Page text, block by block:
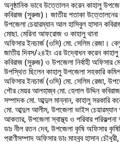
অনুষ্ঠানিক ভাবে উত্তোলন করেন কাহালু
কবিরাজ (সুরুজ)। জাতীয় পতাকা উত্তোলনের
উপজেলা চেয়ারম্যান আল হাসিবুল হাসান
মোছা. মেরিনা আফরোজ ও কাহালু থানা
অফিসার ইনচার্জ (ওসি) মো. সেলিম রেজা।
জাতীয় দিবস/২৪ইং এর উদ্বোধন করেন কাহালু
কবিরাজ (সুরুজ) ও উপজেলা নির্বাহী
উপস্থিত ছিলেন কাহালু উপজেলা সহকারি
অফিসার ইনচার্জ (ওসি) মো. সেলিম রেজা,
পৌর মেয়র আলহাজ্ব মো. হেলাল উদ্দিন
সম্পাদক মো. আব্দুল মান্নান, কাহালু সরকারি
মো. আব্দুল আলীম, উপজেলা ভাইস
আকতার, উপজেলা স্বাস্থ্য ও পরিবার পরিকল্পনা
ডাঃ নীল রতন দেব, উপজেলা কৃষি অফিসার
প্রাণীসম্পাদ অফিসার ডাঃ মাহবুব হাসান